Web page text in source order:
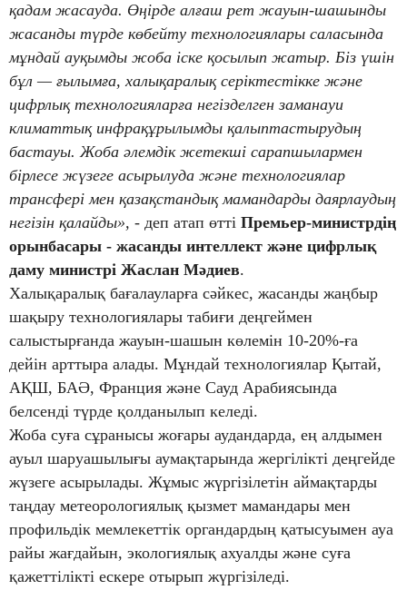
қадам жасауда. Өңірде алғаш рет жауын-шашынды
жасанды түрде көбейту технологиялары саласында
мұндай ауқымды жоба іске қосылып жатыр. Біз үшін
бұл — ғылымға, халықаралық серіктестікке және
цифрлық технологияларға негізделген заманауи
климаттық инфрақұрылымды қалыптастырудың
бастауы. Жоба әлемдік жетекші сарапшылармен
бірлесе жүзеге асырылуда және технологиялар
трансфері мен қазақстандық мамандарды даярлаудың
негізін қалайды», - деп атап өтті Премьер-министрдің
орынбасары - жасанды интеллект және цифрлық
даму министрі Жаслан Мәдиев.
Халықаралық бағалауларға сәйкес, жасанды жаңбыр
шақыру технологиялары табиғи деңгеймен
салыстырғанда жауын-шашын көлемін 10-20%-ға
дейін арттыра алады. Мұндай технологиялар Қытай,
АҚШ, БАӘ, Франция және Сауд Арабиясында
белсенді түрде қолданылып келеді.
Жоба суға сұранысы жоғары аудандарда, ең алдымен
ауыл шаруашылығы аумақтарында жергілікті деңгейде
жүзеге асырылады. Жұмыс жүргізілетін аймақтарды
таңдау метеорологиялық қызмет мамандары мен
профильдік мемлекеттік органдардың қатысуымен ауа
райы жағдайын, экологиялық ахуалды және суға
қажеттілікті ескере отырып жүргізіледі.